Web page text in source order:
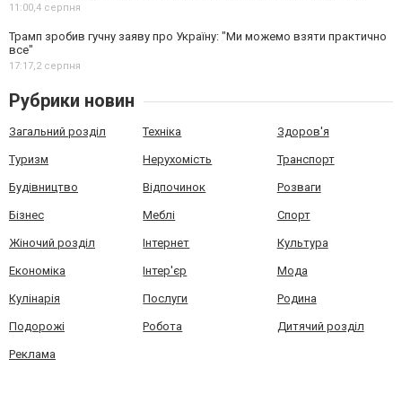
11:00, 4 серпня
Трамп зробив гучну заяву про Україну: "Ми можемо взяти практично
все"
17:17, 2 серпня
Рубрики новин
Загальний розділ Техніка Здоров'я
Туризм Нерухомість Транспорт
Будівництво Відпочинок Розваги
Бізнес Меблі Спорт
Жіночий розділ Інтернет Культура
Економіка Інтер'єр Мода
Кулінарія Послуги Родина
Подорожі Робота Дитячий розділ
Реклама